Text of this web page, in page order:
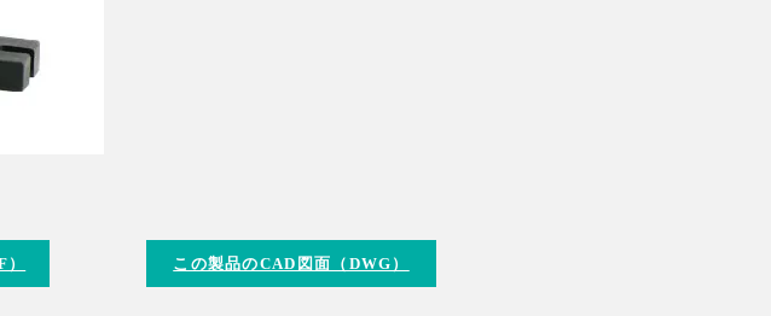
この製品のCAD図面（DWG）